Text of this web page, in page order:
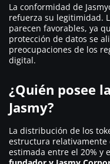
La conformidad de
refuerza su legitimidad.
parecen favorables, ya
protección de datos se
preocupaciones de los
digital.
¿Quién posee
Jasmy?
La distribución de los
estructura
estimada entre el 20% y